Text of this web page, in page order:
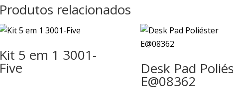
Produtos relacionados
Kit 5 em 1 3001-
Five Desk Pad
E@08362